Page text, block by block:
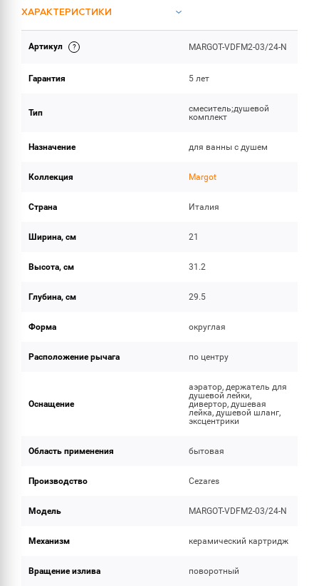
ХАРАКТЕРИСТИКИ
ОБЪЕМ ПОСТАВКИ
Артикул MARGOT-VDFM2-03/24-N
Гарантия 5 лет
Тип
смеситель;душевой
комплект
Назначение для ванны с душем
Коллекция Margot
Страна Италия
Ширина, см 21
Высота, см 31.2
Глубина, см 29.5
Форма округлая
Расположение рычага по центру
Оснащение
аэратор, держатель для
душевой лейки,
дивертор, душевая
лейка, душевой шланг,
эксцентрики
Область применения бытовая
Производство Cezares
Модель MARGOT-VDFM2-03/24-N
Механизм керамический картридж
Вращение излива поворотный